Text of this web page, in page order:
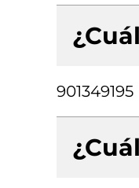
901349195